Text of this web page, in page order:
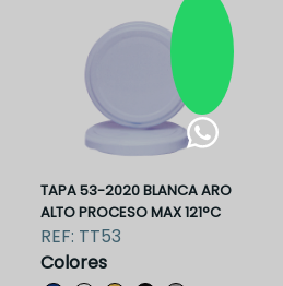
TAPA 53-2020 BLANCA ARO
ALTO PROCESO MAX 121°C
REF: TT53
Colores